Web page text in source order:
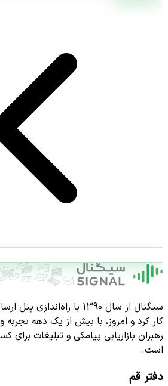
سیگنال از سال 1390 با
رهبران بازاریابی پیامکی و تبلیغات
است.
دفتر قم